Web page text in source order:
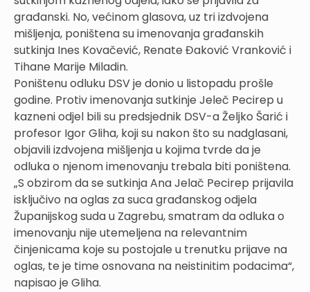
građanski. No, većinom glasova, uz tri izdvojena
mišljenja, poništena su imenovanja građanskih
sutkinja Ines Kovačević, Renate Đaković Vranković i
Tihane Marije Miladin.
Poništenu odluku DSV je donio u listopadu prošle
godine. Protiv imenovanja sutkinje Jeleč Pecirep u
kazneni odjel bili su predsjednik DSV-a Željko Šarić i
profesor Igor Gliha, koji su nakon što su nadglasani,
objavili izdvojena mišljenja u kojima tvrde da je
odluka o njenom imenovanju trebala biti poništena.
„S obzirom da se sutkinja Ana Jelač Pecirep prijavila
isključivo na oglas za suca građanskog odjela
Županijskog suda u Zagrebu, smatram da odluka o
imenovanju nije utemeljena na relevantnim
činjenicama koje su postojale u trenutku prijave na
oglas, te je time osnovana na neistinitim podacima“,
napisao je Gliha.